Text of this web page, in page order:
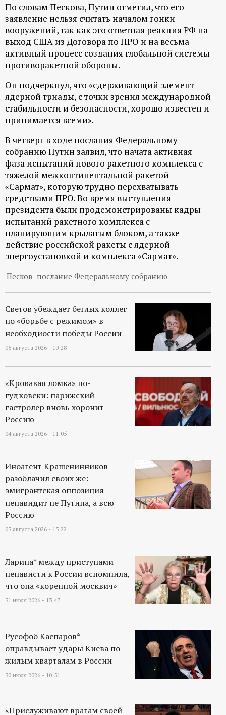
По словам Пескова, Путин отметил, что его
заявление нельзя считать началом гонки
вооружений, так как это ответная реакция РФ на
выход США из Договора по ПРО и на весьма
активный процесс создания глобальной системы
противоракетной обороны.
Он подчеркнул, что «сдерживающий элемент
ядерной триады, с точки зрения международной
стабильности и безопасности, хорошо известен и
принимается всеми».
В четверг в ходе послания Федеральному
собранию Путин заявил, что начата активная
фаза испытаний нового ракетного комплекса с
тяжелой межконтинентальной ракетой
«Сармат», которую трудно перехватывать
средствами ПРО. Во время выступления
президента были продемонстрированы кадры
испытаний ракетного комплекса с
планирующим крылатым блоком, а также
действие российской ракеты с ядерной
энергоустановкой и комплекса «Сармат».
Песков послание Федеральному собранию
Светов убеждает беглых коллег
по «борьбе с режимом» в
необходиости победы России
05 августа 2026 - 10:28
«Кровавая ломка» по-
гудковски: парижский
гастролер вновь хоронит
Россию
04 августа 2026 - 11:05
Иноагент Крашенинников
разоблачил своих же:
эмигрантская оппозиция
ненавидит не Путина, а всю
Россию
03 августа 2026 - 15:22
Ларина* между приступами
ненависти к России вспомнила,
что она «коренной москвич»
31 июля 2026 - 13:47
Русофоб Каспаров*
оправдывает удары Киева по
жилым кварталам в России
30 июля 2026 - 10:51
«Прислуживают врагам своей